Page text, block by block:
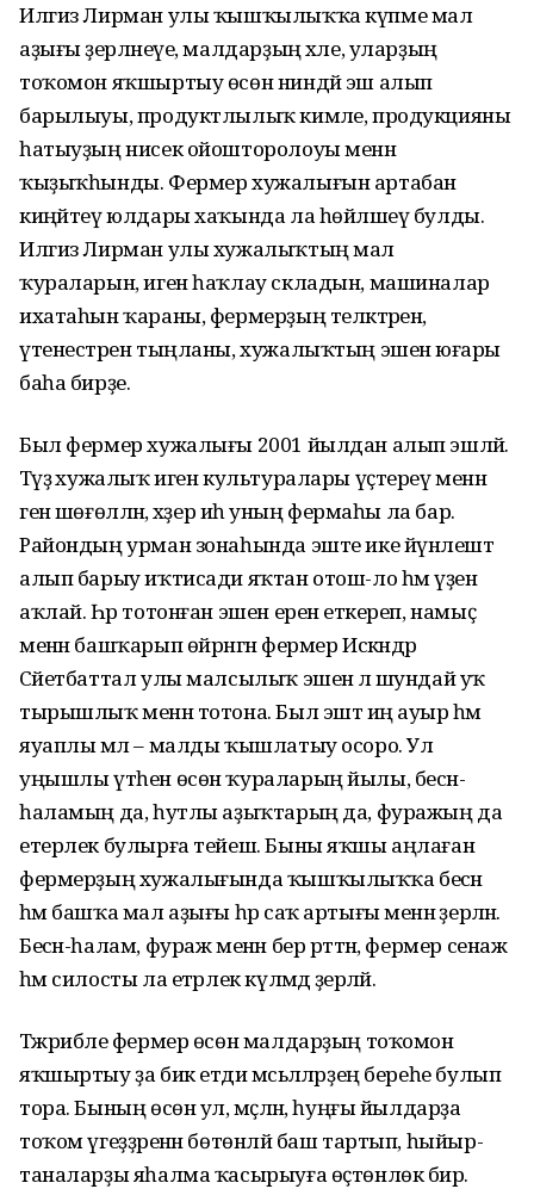
Илгиз Лирман улы ҡышҡылыҡҡа күпме мал
аҙығы әҙерләнеүе, малдарҙың хәле, уларҙың
тоҡомон яҡшыртыу өсөн ниндәй эш алып
барылыуы, продуктлылыҡ кимәле, продукцияны
һатыуҙың нисек ойошторолоуы менән
ҡыҙыҡһынды. Фермер хужалығын артабан
киңәйтеү юлдары хаҡында ла һөйләшеү булды.
Илгиз Лирман улы хужалыҡтың мал
ҡураларын, иген һаҡлау складын, машиналар
ихатаһын ҡараны, фермерҙың теләктәрен,
үтенестәрен тыңланы, хужалыҡтың эшенә юғары
баһа бирҙе.
Был фермер хужалығы 2001 йылдан алып эшләй.
Тәүҙә хужалыҡ иген культуралары үҫтереү менән
генә шөғөлләнә, хәҙер иһә уның фермаһы ла бар.
Райондың урман зонаһында эште ике йүнәлештә
алып барыу иҡтисади яҡтан отош-ло һәм үҙен
аҡлай. Һәр тотонған эшен еренә еткереп, намыҫ
менән башҡарып өйрәнгән фермер Искәндәр
Сәйетбаттал улы малсылыҡ эшенә лә шундай уҡ
тырышлыҡ менән тотона. Был эштә иң ауыр һәм
яуаплы мәл – малды ҡышлатыу осоро. Ул
уңышлы үтһен өсөн ҡураларың йылы, бесән-
һаламың да, һутлы аҙыҡтарың да, фуражың да
етерлек булырға тейеш. Быны яҡшы аңлаған
фермерҙың хужалығында ҡышҡылыҡҡа бесән
һәм башҡа мал аҙығы һәр саҡ артығы менән әҙерләнә.
Бесән-һалам, фураж менән бер рәттән, фермер сенаж
һәм силосты ла етәрлек күләмдә әҙерләй.
Тәжрибәле фермер өсөн малдарҙың тоҡомон
яҡшыртыу ҙа бик етди мәсьәләләрҙең береһе булып
тора. Бының өсөн ул, мәҫәлән, һуңғы йылдарҙа
тоҡом үгеҙҙәренән бөтөнләй баш тартып, һыйыр-
таналарҙы яһалма ҡасырыуға өҫтөнлөк бирә.